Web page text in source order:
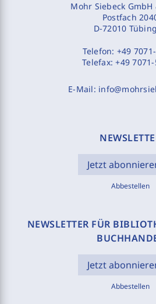
Mohr Siebeck GmbH
Postfach
D-72010
Telefon: +49
Telefax:+49
E-Mail:
Jetzt
Abbestellen
NEWSLETTER FÜR
Jetzt
Abbestellen